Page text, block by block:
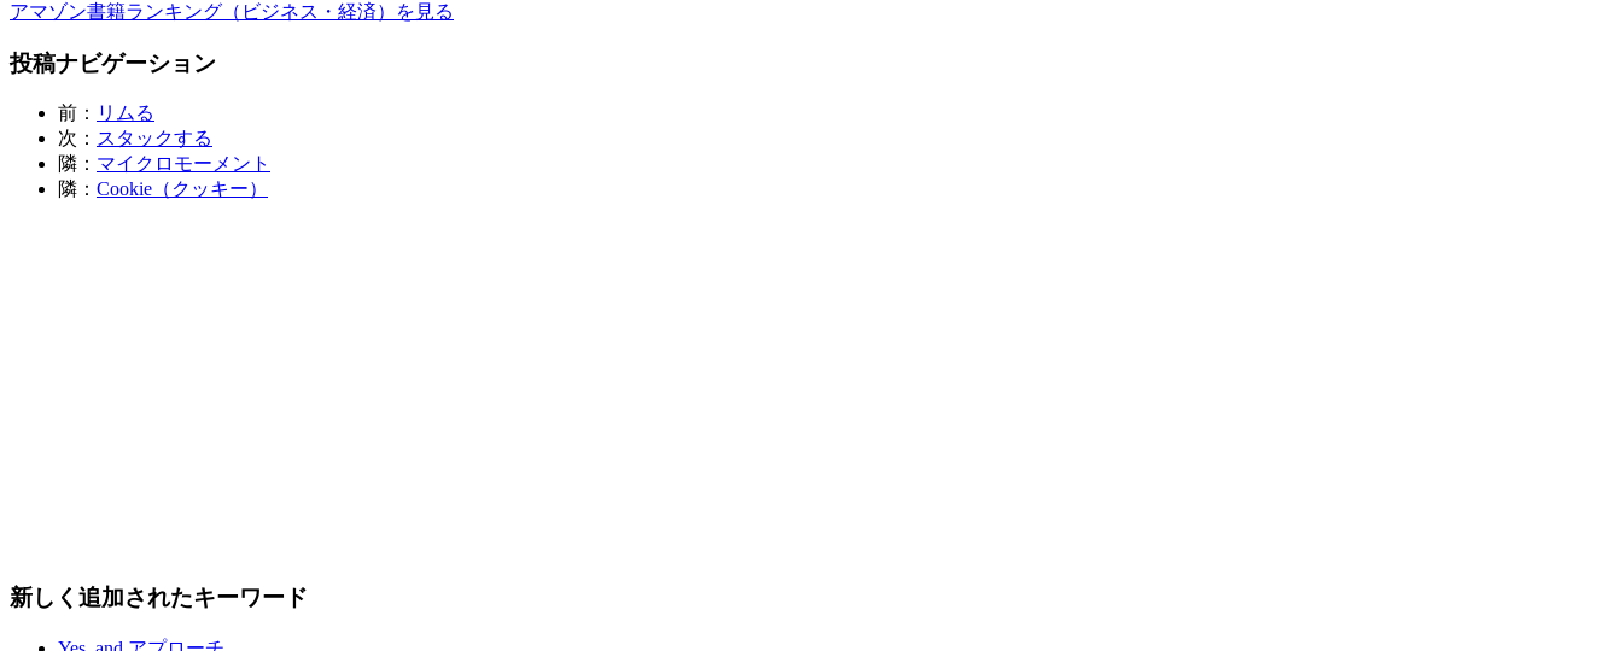
アマゾン書籍ランキング（ビジネス・経済）を見る
投稿ナビゲーション
前： リムる
次： スタックする
隣： マイクロモーメント
隣： Cookie（クッキー）
新しく追加されたキーワード